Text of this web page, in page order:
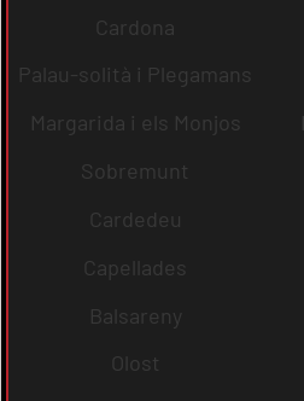
Cardona
Palau-solità i Plegamans
Margarida i els Monjos
Sobremunt
Cardedeu
Capellades
Balsareny
Olost